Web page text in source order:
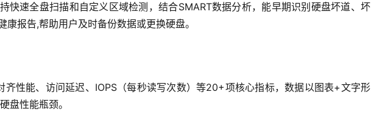
快速全盘扫描和自定义区域检测，结合SMART数据分析，能早期识别硬盘坏道、坏
报告,帮助用户及时备份数据或更换硬盘。
齐性能、访问延迟、IOPS（每秒读写次数）等20+项核心指标，数据以图表+文字形
盘性能瓶颈。